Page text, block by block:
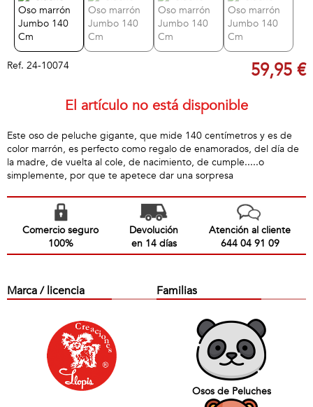
Ref. 24-10074 59,95 €
El artículo no está disponible
Este oso de peluche gigante, que mide 140 centímetros y es de
color marrón, es perfecto como regalo de enamorados, del día de
la madre, de vuelta al cole, de nacimiento, de cumple.....o
simplemente, por que te apetece dar una sorpresa
Comercio seguro
100%
Devolución
en 14 días
Atención al cliente
644 04 91 09
Marca / licencia Familias
Osos de Peluches